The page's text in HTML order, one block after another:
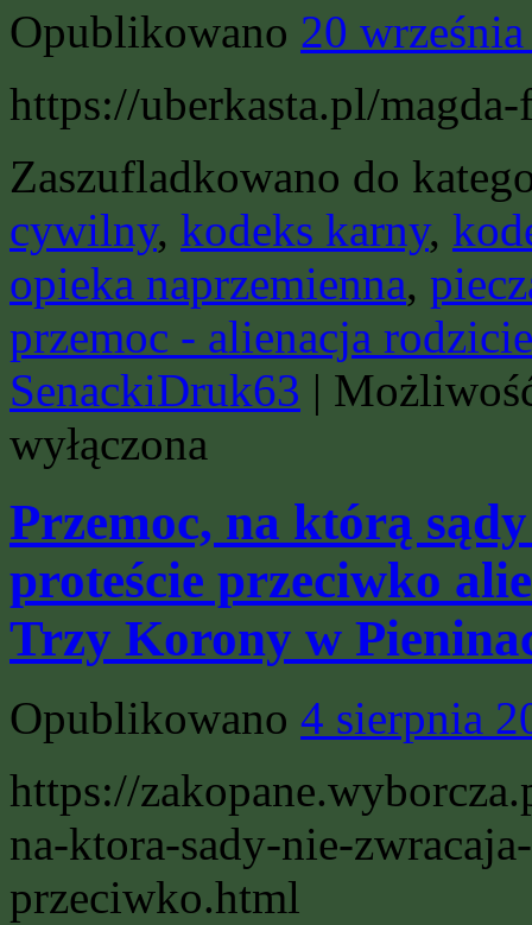
Opublikowano 20
https://uberkasta.pl/
Zaszufladkowano do
cywilny, kodeks karny,
opieka naprzemienna,
przemoc - alienacja
SenackiDruk63 |
wyłączona
Przemoc, na którą
proteście przeciwko
Trzy Korony w
Opublikowano 4 sierpnia
https://
na-ktora-sady-nie-
przeciwko.html